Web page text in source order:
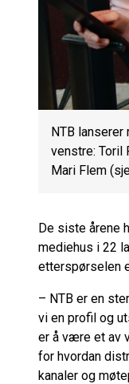
NTB
venstre: Toril
Mari Flem
De siste årene
mediehus i 22
etterspørselen
– NTB er en
vi en profil og
er å være et av
for hvordan
kanaler og